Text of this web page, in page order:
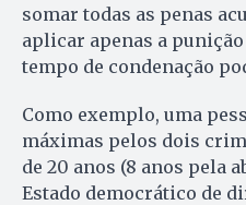
somar todas as penas
aplicar apenas a
tempo de condenação
Como exemplo, uma
máximas pelos dois
de 20 anos (8 anos pela
Estado democrático de